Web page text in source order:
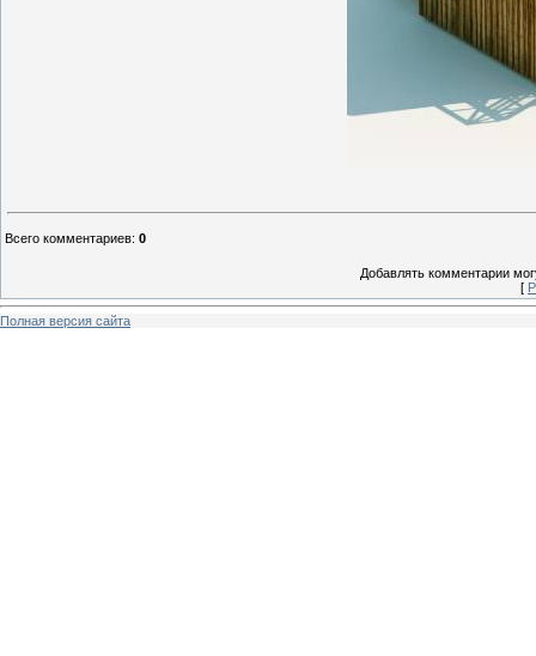
Всего комментариев: 0
Добавлять комментарии
[
Полная версия сайта